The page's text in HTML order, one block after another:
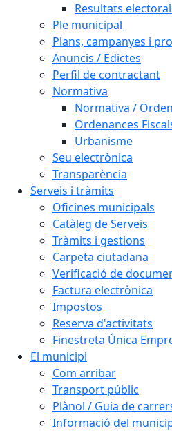
Resultats
Ple municipal
Plans, campanyes i
Anuncis / Edictes
Perfil de contractant
Normativa
Normativa /
Ordenances
Urbanisme
Seu electrònica
Transparència
Serveis i tràmits
Oficines municipals
Catàleg de Serveis
Tràmits i gestions
Carpeta ciutadana
Verificació de
Factura electrònica
Impostos
Reserva d'activitats
Finestreta Única
El municipi
Com arribar
Transport públic
Plànol / Guia de
Informació del